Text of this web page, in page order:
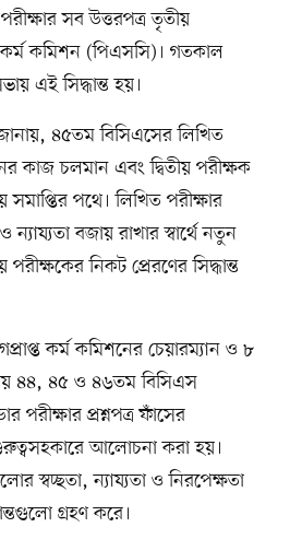
সব উত্তরপত্র তৃতীয়
কমিশন (পিএসসি)। গতকাল
এই সিদ্ধান্ত হয়।
৪৫তম বিসিএসের লিখিত
কাজ চলমান এবং দ্বিতীয় পরীক্ষক
পথে। লিখিত পরীক্ষার
ন্যায্যতা বজায় রাখার স্বার্থে নতুন
নিকট প্রেরণের সিদ্ধান্ত
কর্ম কমিশনের চেয়ারম্যান ও ৮
৪৪, ৪৫ ও ৪৬তম বিসিএস
পরীক্ষার প্রশ্নপত্র ফাঁসের
আলোচনা করা হয়।
স্বচ্ছতা, ন্যায্যতা ও নিরপেক্ষতা
গ্রহণ করে।